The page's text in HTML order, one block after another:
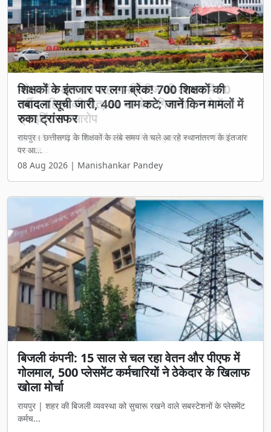
शिक्षकों के इंतजार पर लगा ब्रेक! 700 शिक्षकों की
तबादला सूची जारी, 400 नाम कटे; जानें किन मामलों में
रुका ट्रांसफर
रायपुर। छत्तीसगढ़ के शिक्षकों के लंबे समय से चले आ रहे स्थानांतरण के इंतजार
पर आ...
08 Aug 2026 | Manishankar Pandey
Previous Next
बिजली कंपनी: 15 साल से चल रहा वेतन और पीएफ में
गोलमाल, 500 प्लेसमेंट कर्मचारियों ने ठेकेदार के खिलाफ
खोला मोर्चा
रायपुर | शहर की बिजली व्यवस्था को सुचारू रखने वाले सबस्टेशनों के प्लेसमेंट
कर्मच...